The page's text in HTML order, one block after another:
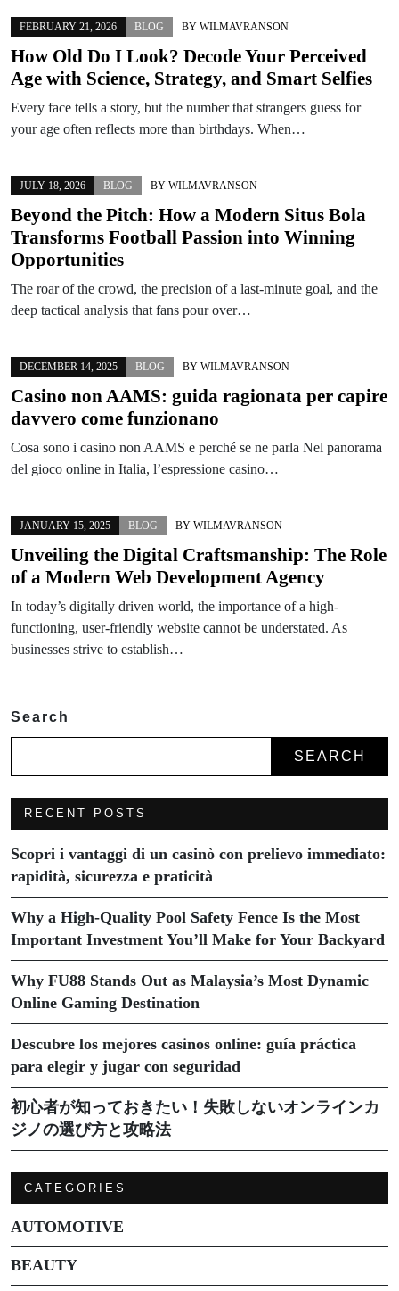
FEBRUARY 21, 2026 BLOG BY WILMAVRANSON
How Old Do I Look? Decode Your Perceived
Age with Science, Strategy, and Smart Selfies
Every face tells a story, but the number that strangers guess for
your age often reflects more than birthdays. When…
JULY 18, 2026 BLOG BY WILMAVRANSON
Beyond the Pitch: How a Modern Situs Bola
Transforms Football Passion into Winning
Opportunities
The roar of the crowd, the precision of a last-minute goal, and the
deep tactical analysis that fans pour over…
DECEMBER 14, 2025 BLOG BY WILMAVRANSON
Casino non AAMS: guida ragionata per capire
davvero come funzionano
Cosa sono i casino non AAMS e perché se ne parla Nel panorama
del gioco online in Italia, l’espressione casino…
JANUARY 15, 2025 BLOG BY WILMAVRANSON
Unveiling the Digital Craftsmanship: The Role
of a Modern Web Development Agency
In today’s digitally driven world, the importance of a high-
functioning, user-friendly website cannot be understated. As
businesses strive to establish…
Search
SEARCH
RECENT POSTS
Scopri i vantaggi di un casinò con prelievo immediato:
rapidità, sicurezza e praticità
Why a High-Quality Pool Safety Fence Is the Most
Important Investment You’ll Make for Your Backyard
Why FU88 Stands Out as Malaysia’s Most Dynamic
Online Gaming Destination
Descubre los mejores casinos online: guía práctica
para elegir y jugar con seguridad
初心者が知っておきたい！失敗しないオンラインカ
ジノの選び方と攻略法
CATEGORIES
AUTOMOTIVE
BEAUTY